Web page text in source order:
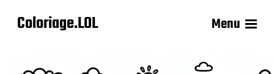
Coloriage.LOL Menu